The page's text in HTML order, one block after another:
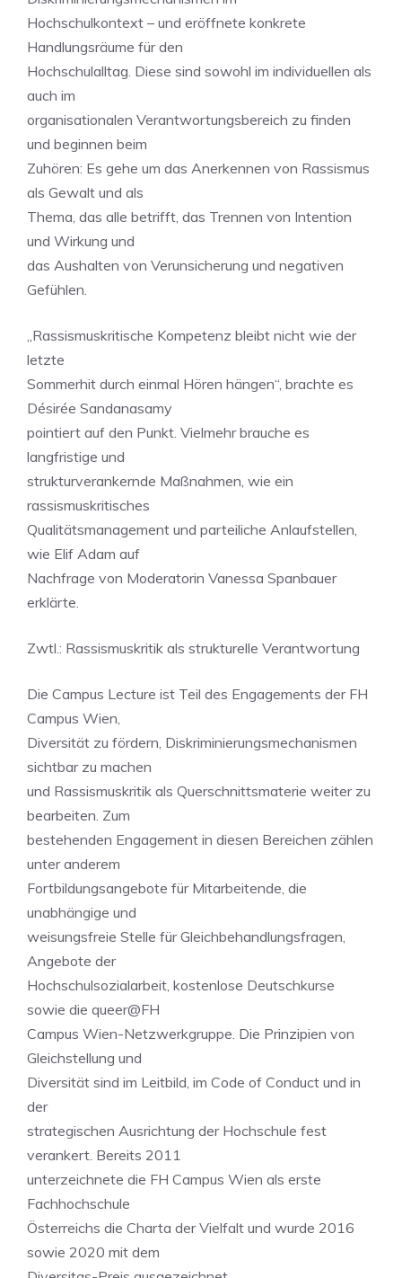
Hochschulkontext – und eröffnete konkrete
Handlungsräume für den
Hochschulalltag. Diese sind sowohl im individuellen als
auch im
organisationalen Verantwortungsbereich zu finden
und beginnen beim
Zuhören: Es gehe um das Anerkennen von Rassismus
als Gewalt und als
Thema, das alle betrifft, das Trennen von Intention
und Wirkung und
das Aushalten von Verunsicherung und negativen
Gefühlen.
„Rassismuskritische Kompetenz bleibt nicht wie der
letzte
Sommerhit durch einmal Hören hängen“, brachte es
Désirée Sandanasamy
pointiert auf den Punkt. Vielmehr brauche es
langfristige und
strukturverankernde Maßnahmen, wie ein
rassismuskritisches
Qualitätsmanagement und parteiliche Anlaufstellen,
wie Elif Adam auf
Nachfrage von Moderatorin Vanessa Spanbauer
erklärte.
Zwtl.: Rassismuskritik als strukturelle Verantwortung
Die Campus Lecture ist Teil des Engagements der FH
Campus Wien,
Diversität zu fördern, Diskriminierungsmechanismen
sichtbar zu machen
und Rassismuskritik als Querschnittsmaterie weiter zu
bearbeiten. Zum
bestehenden Engagement in diesen Bereichen zählen
unter anderem
Fortbildungsangebote für Mitarbeitende, die
unabhängige und
weisungsfreie Stelle für Gleichbehandlungsfragen,
Angebote der
Hochschulsozialarbeit, kostenlose Deutschkurse
sowie die queer@FH
Campus Wien-Netzwerkgruppe. Die Prinzipien von
Gleichstellung und
Diversität sind im Leitbild, im Code of Conduct und in
der
strategischen Ausrichtung der Hochschule fest
verankert. Bereits 2011
unterzeichnete die FH Campus Wien als erste
Fachhochschule
Österreichs die Charta der Vielfalt und wurde 2016
sowie 2020 mit dem